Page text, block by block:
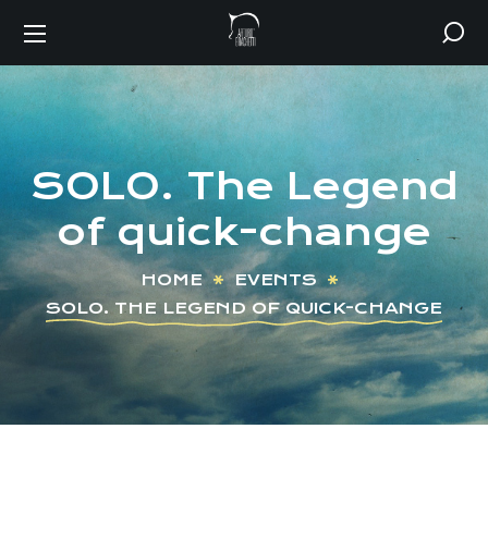
SOLO. The Legend
of quick-change
HOME
EVENTS
SOLO. THE LEGEND OF QUICK-CHANGE